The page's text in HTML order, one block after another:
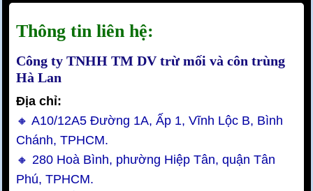
Thông tin liên hệ:
Công ty TNHH TM DV trừ mối và côn trùng
Hà Lan
Địa chỉ:
🔸 A10/12A5 Đường 1A, Ấp 1, Vĩnh Lộc B, Bình
Chánh, TPHCM.
🔸 280 Hoà Bình, phường Hiệp Tân, quận Tân
Phú, TPHCM.